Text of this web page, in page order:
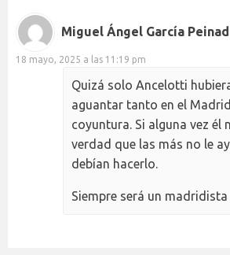
Miguel Ángel García
18 mayo, 2025 a las 11:19 pm
Quizá solo Ancelotti
aguantar tanto en el
coyuntura. Si alguna vez él
verdad que las más no le
debían hacerlo.
Siempre será un